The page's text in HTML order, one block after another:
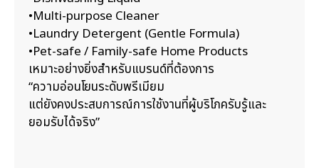
•Multi-purpose Cleaner
•Laundry Detergent (Gentle Formula)
•Pet-safe / Family-safe Home Products
เหมาะอย่างยิ่งสำหรับแบรนด์ที่ต้องการ
“ความอ่อนโยนระดับพรีเมียม
แต่ยังคงประสบการณ์การใช้งานที่ผู้บริโภครับรู้และ
ยอมรับได้จริง”